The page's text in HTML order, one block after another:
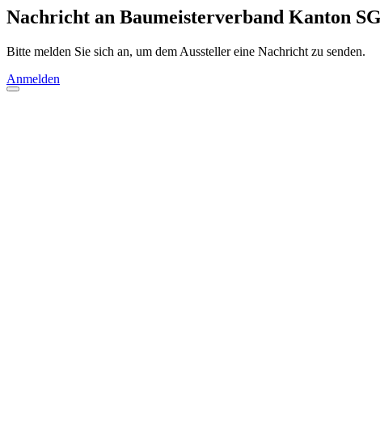
Nachricht an Baumeisterverband Kanton
Bitte melden Sie sich an, um dem Aussteller eine Nachricht zu senden.
Anmelden